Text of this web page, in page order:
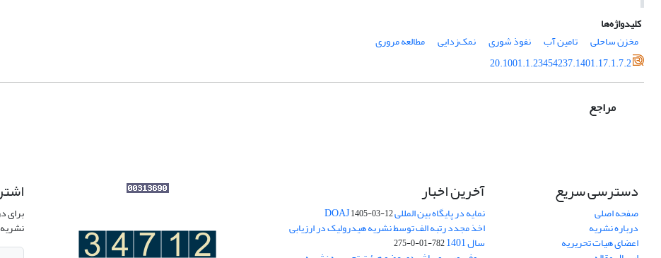
کلیدواژه‌ها
مخزن ساحلی
تامین آب نفوذ شوری نمک‌زدایی
مطالعه مروری
20.1001.1.23454237.1401.17.1.7.2
مراجع
دسترسی سریع
صفحه اصلی
درباره نشریه
اعضای هیات تحریریه
آخرین اخبار
نمایه در پایگاه بین المللی DOAJ1405-03-12
اخذ مجدد رتبه الف توسط نشریه هیدرولیک در ارزیابی
سال 1401 782-01-0-275
برای